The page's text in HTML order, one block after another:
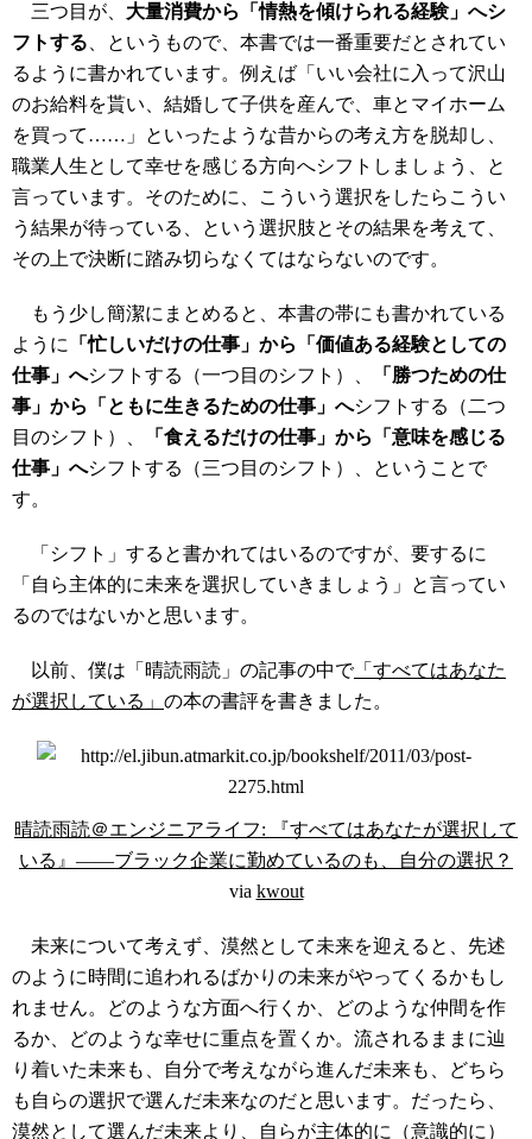
三つ目が、 大量消費から「情熱を傾けられる経験」へシ
フトする 、というもので、本書では一番重要だとされてい
るように書かれています。例えば「いい会社に入って沢山
のお給料を貰い、結婚して子供を産んで、車とマイホーム
を買って……」といったような昔からの考え方を脱却し、
職業人生として幸せを感じる方向へシフトしましょう、と
言っています。そのために、こういう選択をしたらこうい
う結果が待っている、という選択肢とその結果を考えて、
その上で決断に踏み切らなくてはならないのです。
もう少し簡潔にまとめると、本書の帯にも書かれている
ように
「忙しいだけの仕事」から「価値ある経験としての
仕事」へシフトする（一つ目のシフト）、
「勝つための仕
事」から「ともに生きるための仕事」へシフトする（二つ
目のシフト）、
「食えるだけの仕事」から「意味を感じる
仕事」へシフトする（三つ目のシフト）、ということで
す。
「シフト」すると書かれてはいるのですが、要するに
「自ら主体的に未来を選択していきましょう」と言ってい
るのではないかと思います。
以前、僕は「晴読雨読」の記事の中で「すべてはあなた
が選択している」 の本の書評を書きました。
晴読雨読＠エンジニアライフ: 『すべてはあなたが選択して
いる』――ブラック企業に勤めているのも、自分の選択？
via kwout
未来について考えず、漠然として未来を迎えると、先述
のように時間に追われるばかりの未来がやってくるかもし
れません。どのような方面へ行くか、どのような仲間を作
るか、どのような幸せに重点を置くか。流されるままに辿
り着いた未来も、自分で考えながら進んだ未来も、どちら
も自らの選択で選んだ未来なのだと思います。だったら、
漠然として選んだ未来より、自らが主体的に（意識的に）